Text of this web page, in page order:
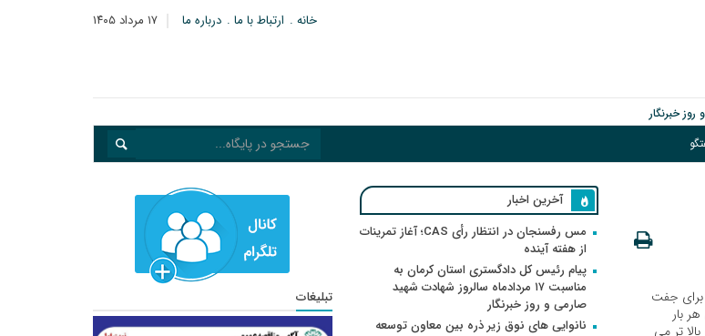
۱۷ مرداد ۱۴۰۵ خانه ارتباط با ما درباره ما
جفت
بار
تر می
آخرین اخبار
مس رفسنجان در انتظار رأی CAS؛ آغاز تمرینات
از هفته آینده
پیام رئیس کل دادگستری استان کرمان به
مناسبت ۱۷ مردادماه سالروز شهادت شهید
صارمی و روز خبرنگار
نانوایی های نوق زیر ذره بین معاون توسعه
تبلیغات